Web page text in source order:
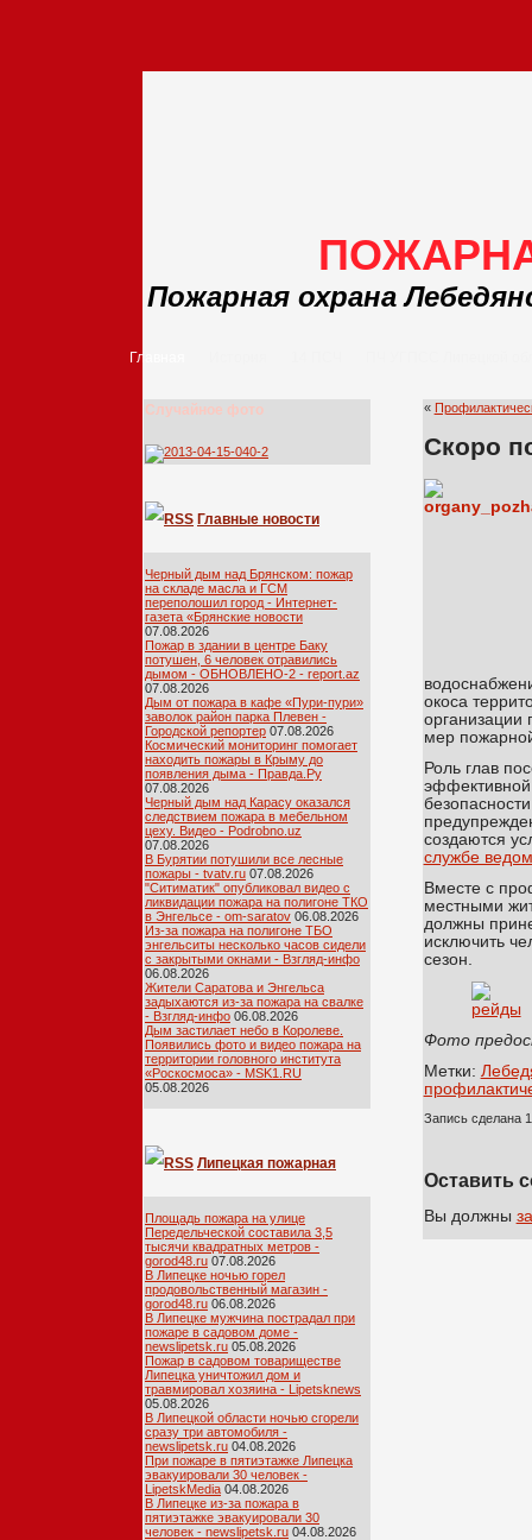
Пожарная охрана
Главная
Случайное фото
Главные новости
Черный дым над Брянском: пожар
на складе масла и ГСМ
переполошил город - Интернет-
газета «Брянские новости
07.08.2026
Пожар в здании в центре Баку
потушен, 6 человек отравились
дымом - ОБНОВЛЕНО-2 - report.az
07.08.2026
Дым от пожара в кафе «Пури-пури»
заволок район парка Плевен -
Городской репортер 07.08.2026
Космический мониторинг помогает
находить пожары в Крыму до
появления дыма - Правда.Ру
07.08.2026
Черный дым над Карасу оказался
следствием пожара в мебельном
цеху. Видео - Podrobno.uz
07.08.2026
В Бурятии потушили все лесные
пожары - tvatv.ru 07.08.2026
"Ситиматик" опубликовал видео с
ликвидации пожара на полигоне ТКО
в Энгельсе - om-saratov 06.08.2026
Из-за пожара на полигоне ТБО
энгельситы несколько часов сидели
с закрытыми окнами - Взгляд-инфо
06.08.2026
Жители Саратова и Энгельса
задыхаются из-за пожара на свалке
- Взгляд-инфо 06.08.2026
Дым застилает небо в Королеве.
Появились фото и видео пожара на
территории головного института
«Роскосмоса» - MSK1.RU
05.08.2026
Липецкая пожарная
Площадь пожара на улице
Передельческой составила 3,5
тысячи квадратных метров -
gorod48.ru 07.08.2026
В Липецке ночью горел
продовольственный магазин -
gorod48.ru 06.08.2026
В Липецке мужчина пострадал при
пожаре в садовом доме -
newslipetsk.ru 05.08.2026
Пожар в садовом товариществе
Липецка уничтожил дом и
травмировал хозяина - Lipetsknews
05.08.2026
В Липецкой области ночью сгорели
сразу три автомобиля -
newslipetsk.ru 04.08.2026
При пожаре в пятиэтажке Липецка
эвакуировали 30 человек -
LipetskMedia 04.08.2026
В Липецке из-за пожара в
пятиэтажке эвакуировали 30
человек - newslipetsk.ru 04.08.2026
«
Скоро
окоса
организации
мер
Роль глав
создаются
службе
Вместе с
местными
должны
исключить
сезон.
Фото
Метки:
Запись сделана
Оставить
Вы должны